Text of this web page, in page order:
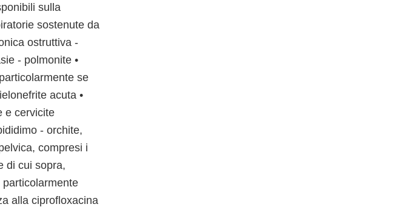
sulla
sostenute da
ostruttiva -
- polmonite •
se
acuta •
e cervicite
- orchite,
compresi i
di cui sopra,
alla ciprofloxacina